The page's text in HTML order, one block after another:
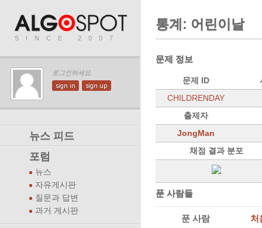
SINCE 2007
로그인하세요.
sign in sign up
뉴스 피드
포럼
뉴스
자유게시판
질문과 답변
과거 게시판
통계: 어린이날
문제 정보
문제 ID
CHILDRENDAY
출제자
JongMan
채점 결과 분포
푼 사람들
푼 사람 처